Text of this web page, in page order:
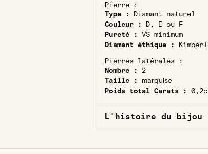
Pierre :
Type :
Diamant naturel
Couleur :
D, E ou F
Pureté : VS minimum
Diamant éthique :
Pierres latérales :
Nombre :
2
Taille :
marquise
Poids total Carats :
L'histoire du bijou